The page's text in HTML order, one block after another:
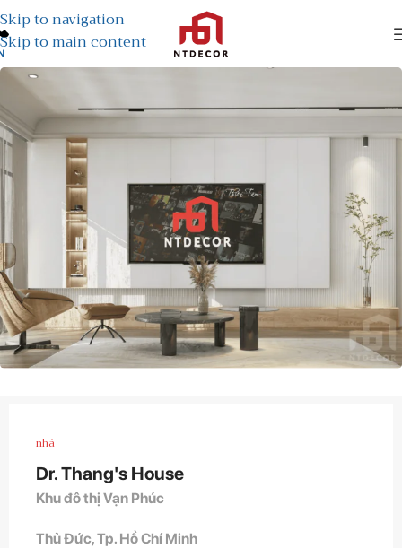
Skip to navigation
Skip to main content
nhà
Dr. Thang's House
Khu đô thị Vạn Phúc
Thủ Đức, Tp. Hồ Chí Minh